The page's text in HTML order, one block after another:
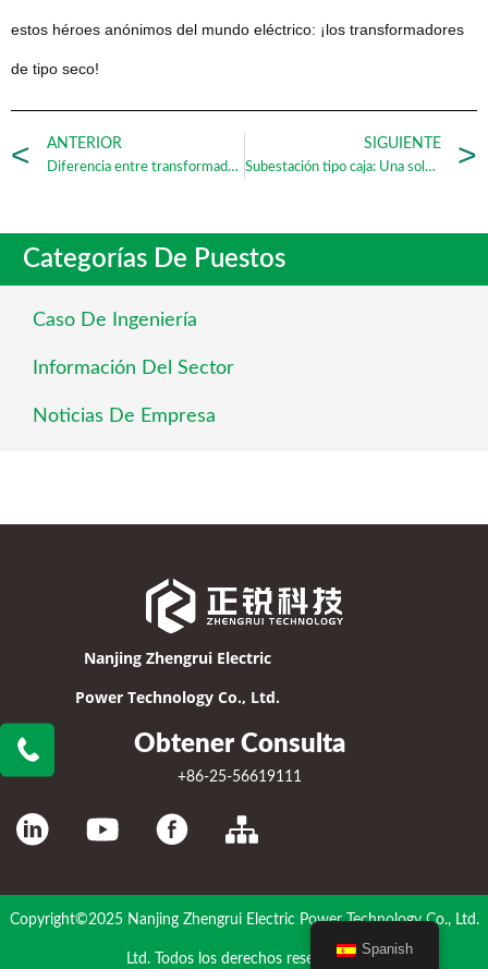
Categorías De Puestos
Caso De Ingeniería
Información Del Sector
Noticias De Empresa
estos héroes anónimos del mundo eléctrico: ¡los transformadores
de tipo seco!
ANTERIOR
Diferencia entre transformador seco y transformador sumergido en aceite
SIGUIENTE
Subestación tipo caja: Una solución energética más inteligente y flexible
Nanjing Zhengrui Electric
Power Technology Co., Ltd.
Obtener Consulta
+86-25-56619111
Copyright©2025 Nanjing Zhengrui Electric Power Technology Co., Ltd.
Ltd. Todos los derechos reservados.
Spanish